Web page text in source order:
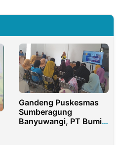
Gandeng Puskesmas
Sumberagung
Banyuwangi, PT Bumi